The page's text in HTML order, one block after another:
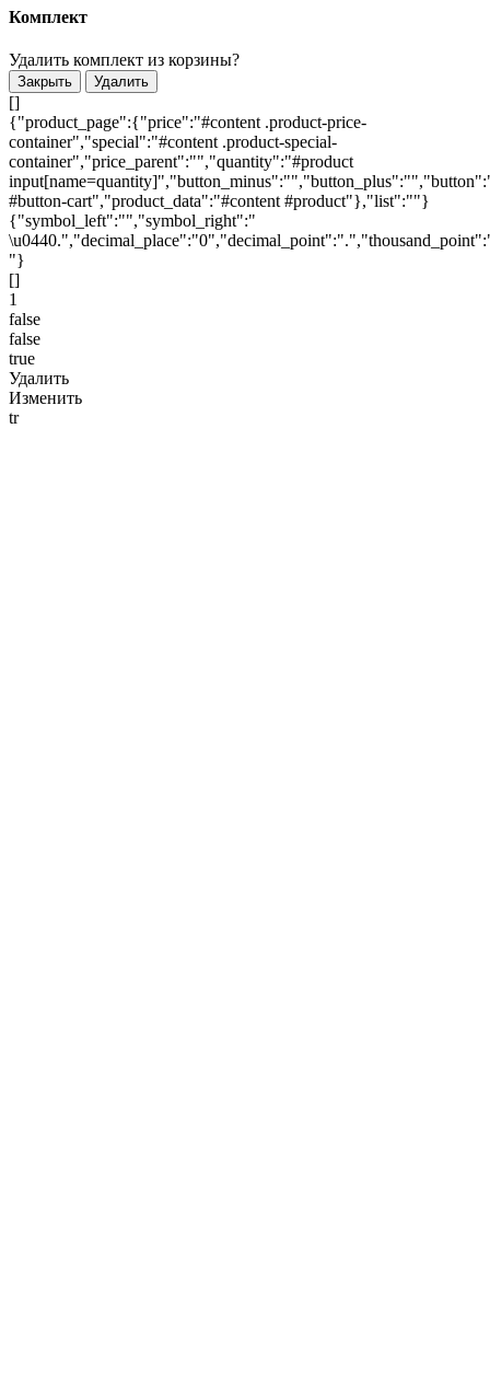
Комплект
Удалить комплект из корзины?
Закрыть Удалить
[]
{"product_page":{"price":"#content .product-price-
container","special":"#content .product-special-
container","price_parent":"","quantity":"#product
#button-cart","product_data":"#content #product"},"list":""}
{"symbol_left":"","symbol_right":"
"}
[]
1
false
false
true
Удалить
Изменить
tr